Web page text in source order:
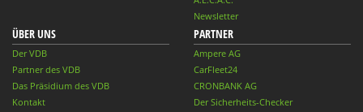
Newsletter
ÜBER UNS
Der VDB
Partner des VDB
Das Präsidium des VDB
Kontakt
PARTNER
Ampere AG
CarFleet24
CRONBANK AG
Der Sicherheits-Checker